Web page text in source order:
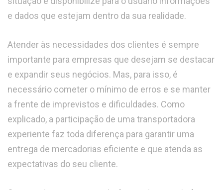
e dados que estejam dentro da sua realidade.
Atender às necessidades dos clientes é sempre
importante para empresas que desejam se destacar
e expandir seus negócios. Mas, para isso, é
necessário cometer o mínimo de erros e se manter
a frente de imprevistos e dificuldades. Como
explicado, a participação de uma transportadora
experiente faz toda diferença para garantir uma
entrega de mercadorias eficiente e que atenda as
expectativas do seu cliente.